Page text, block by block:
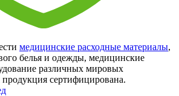
медицинские расходные материалы,
белья и одежды, медицинские
различных мировых
сертифицирована.